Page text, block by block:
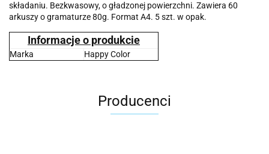
składaniu. Bezkwasowy, o gładzonej powierzchni. Zawiera 60
arkuszy o gramaturze 80g. Format A4. 5 szt. w opak.
Informacje o produkcie
Marka Happy Color
Producenci